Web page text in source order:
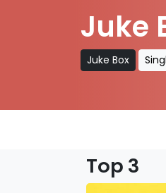
Juke
Juke Box
Top 3